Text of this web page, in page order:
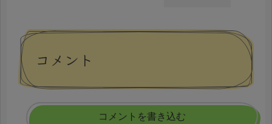
コメント
コメントを書き込む